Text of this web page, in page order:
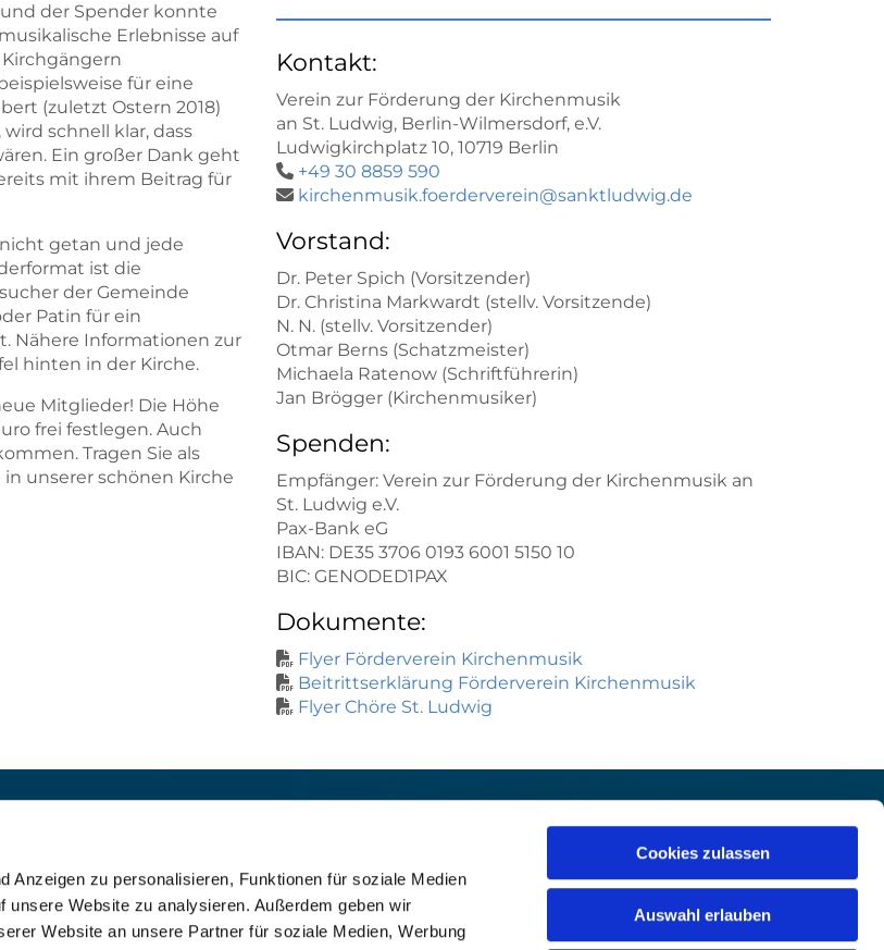
Anzeigen zu personalisieren, Funktionen für soziale Medien
unsere Website zu analysieren. Außerdem geben wir
Website an unsere Partner für soziale Medien, Werbung
Cookies zulassen
Auswahl erlauben
der Spender konnte
Erlebnisse auf
für eine
(zuletzt Ostern 2018)
schnell klar, dass
Ein großer Dank geht
mit ihrem Beitrag für
getan und jede
ist die
der Gemeinde
Patin für ein
Nähere Informationen zur
hinten in der Kirche.
Mitglieder! Die Höhe
frei festlegen. Auch
Tragen Sie als
unserer schönen Kirche
Kontakt:
Verein zur Förderung der Kirchenmusik
an St. Ludwig, Berlin-Wilmersdorf, e.V.
Ludwigkirchplatz 10, 10719 Berlin
 +49 30 8859 590
 kirchenmusik.foerderverein@sanktludwig.de
Vorstand:
Dr. Peter Spich (Vorsitzender)
Dr. Christina Markwardt (stellv. Vorsitzende)
N. N. (stellv. Vorsitzender)
Otmar Berns (Schatzmeister)
Michaela Ratenow (Schriftführerin)
Jan Brögger (Kirchenmusiker)
Spenden:
Empfänger: Verein zur Förderung der Kirchenmusik an
St. Ludwig e.V.
Pax-Bank eG
IBAN: DE35 3706 0193 6001 5150 10
BIC: GENODED1PAX
Dokumente:
 Flyer Förderverein Kirchenmusik
 Beitrittserklärung Förderverein Kirchenmusik
 Flyer Chöre St. Ludwig
 Heilig Kreuz:
Mo-So 8-18 Uhr
Hinweisgeberschutz
Pfarreifinder